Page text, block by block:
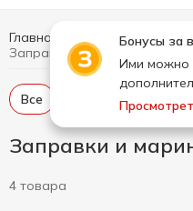
Бонусы за
Ими можно
Главная Соусы и специи
Все Заправка
Заправки и
4 товара